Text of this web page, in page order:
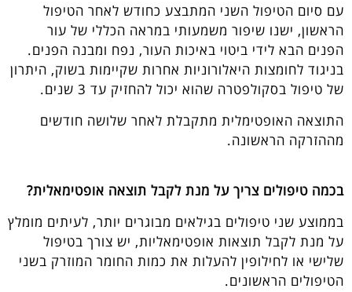
עם סיום הטיפול השני המתבצע כחודש לאחר הטיפול
הראשון, ישנו שיפור משמעותי במראה הכללי של עור
הפנים הבא לידי ביטוי באיכות העור, נפח ומבנה הפנים.
בניגוד לחומצות היאלורוניות אחרות שקיימות בשוק, היתרון
של טיפול בסקולפטרה שהוא יכול להחזיק עד 3 שנים.
התוצאה האופטימלית מתקבלת לאחר שלושה חודשים
מההזרקה הראשונה.
בכמה טיפולים צריך על מנת לקבל תוצאה אופטימאלית?
בממוצע שני טיפולים בגילאים מבוגרים יותר, לעיתים מומלץ
על מנת לקבל תוצאות אופטימאליות, יש צורך בטיפול
שלישי או לחילופין להעלות את כמות החומר המוזרק בשני
הטיפולים הראשונים.